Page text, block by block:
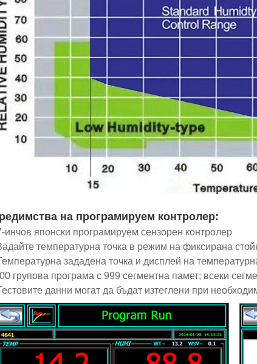
на програмируем контролер:
инчов японски програмируем сензорен контролер
температурна точка в режим на фиксирана
зададена точка и дисплей на
групова програма с 999 сегментна памет; всеки
данни могат да бъдат изтеглени при